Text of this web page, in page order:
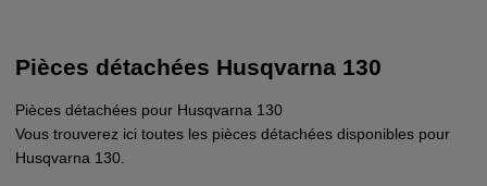
Pièces détachées Husqvarna 130
Pièces détachées pour Husqvarna 130
Vous trouverez ici toutes les pièces détachées disponibles pour
Husqvarna 130.